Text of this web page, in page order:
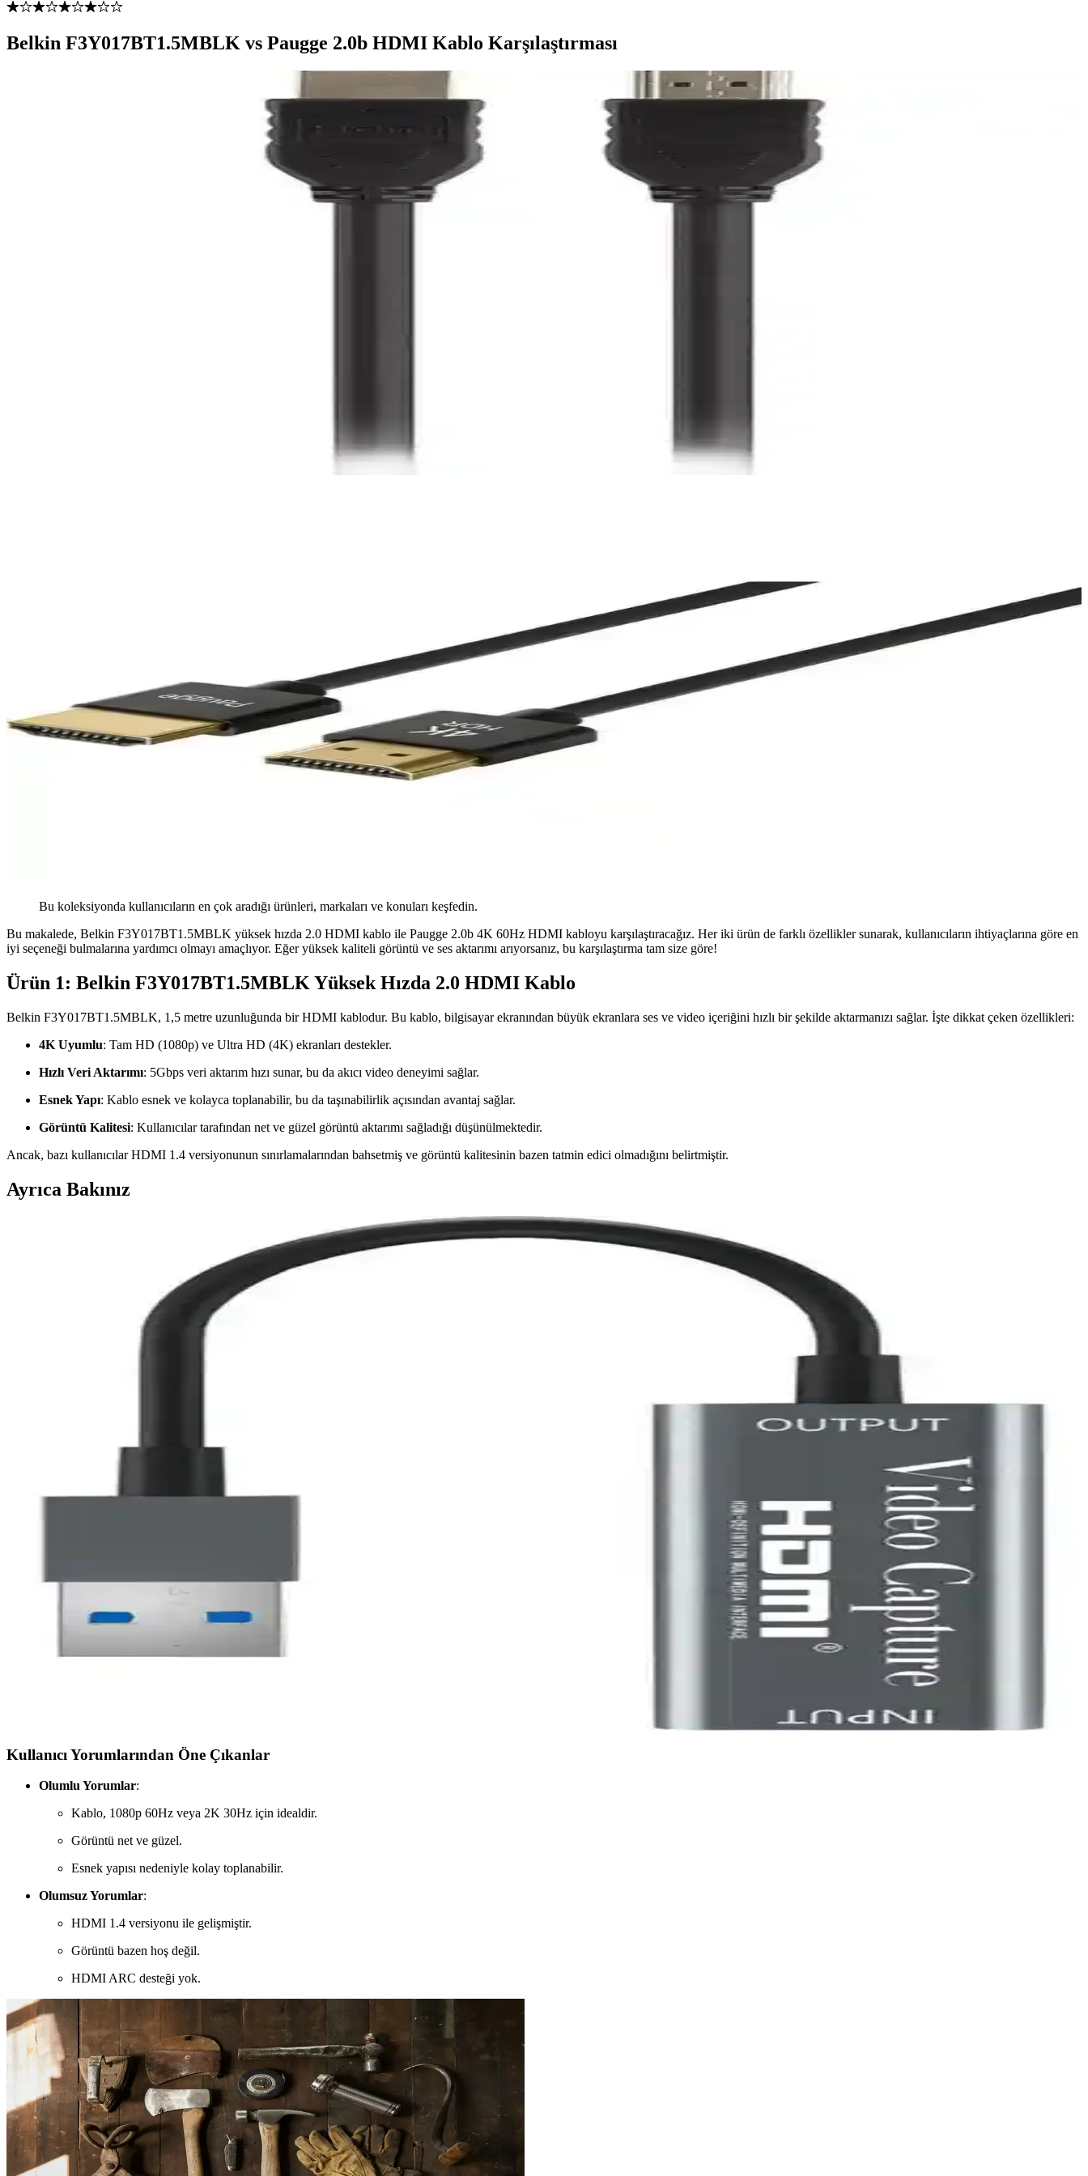
Belkin F3Y017BT1.5MBLK vs Paugge 2.0b HDMI Kablo Karşılaştırması
Bu koleksiyonda kullanıcıların en çok aradığı ürünleri, markaları ve konuları keşfedin.
Bu makalede, Belkin F3Y017BT1.5MBLK yüksek hızda 2.0 HDMI kablo ile Paugge 2.0b 4K 60Hz HDMI kabloyu karşılaştıracağız. Her iki ürün de farklı özellikler sunarak, kullanıcıların ihtiyaçlarına göre en
iyi seçeneği bulmalarına yardımcı olmayı amaçlıyor. Eğer yüksek kaliteli görüntü ve ses aktarımı arıyorsanız, bu karşılaştırma tam size göre!
Ürün 1: Belkin F3Y017BT1.5MBLK Yüksek Hızda 2.0 HDMI Kablo
Belkin F3Y017BT1.5MBLK, 1,5 metre uzunluğunda bir HDMI kablodur. Bu kablo, bilgisayar ekranından büyük ekranlara ses ve video içeriğini hızlı bir şekilde aktarmanızı sağlar. İşte dikkat çeken özellikleri:
4K Uyumlu: Tam HD (1080p) ve Ultra HD (4K) ekranları destekler.
Hızlı Veri Aktarımı: 5Gbps veri aktarım hızı sunar, bu da akıcı video deneyimi sağlar.
Esnek Yapı: Kablo esnek ve kolayca toplanabilir, bu da taşınabilirlik açısından avantaj sağlar.
Görüntü Kalitesi: Kullanıcılar tarafından net ve güzel görüntü aktarımı sağladığı düşünülmektedir.
Ancak, bazı kullanıcılar HDMI 1.4 versiyonunun sınırlamalarından bahsetmiş ve görüntü kalitesinin bazen tatmin edici olmadığını belirtmiştir.
Ayrıca Bakınız
PS4 HDMI Port Değişimi: Teknik Adımlar, Lehim Kalitesi ve İlk Deneyim İpuçları
PS4 HDMI port değişimi, teknik bilgi ve doğru ekipman gerektirir. Lehim kalitesi, temizlik ve mikroskop kontrolü işlemin başarısını artırır. İlk deneyimlerde pratik ve şeffaflık önemlidir.
Laptop ve Televizyon Arasında HDMI Bağlantısında Görüntü Çözünürlüğü Sorunları ve Çözümleri
Laptop ve televizyon arasında HDMI bağlantısında yaşanan görüntü çözünürlüğü sorunları, ekran modları, çözünürlük ayarları, HDMI kablosu kalitesi ve televizyon ölçeklendirme seçenekleriyle giderilebilir.
Gesi 10 metre HDMI kablosu, yüksek çözünürlük ve dayanıklı tasarımıyla ev ve ofislerde kaliteli görüntü ve ses aktarımı sağlar. Altın uçlu konnektörler ve esnek yapısıyla üstün performans sunar.
Maxgo 3117 HDMI 2.1 kablosu, 8K ve 4K yüksek çözünürlük, hızlı veri aktarımı ve üstün ses kalitesi sunar, profesyonel ve eğlence amaçlı kullanımlar için ideal bir seçimdir.
Ugreen 8K 60Hz HDMI 2.1 örgülü görüntü kablosu yüksek çözünürlük ve ses kalitesi sağlar
Ugreen 8K HDMI 2.1 örgülü kablo, 8K çözünürlük ve 60Hz yenileme hızıyla üstün görüntü ve ses deneyimi sunar. Dayanıklı tasarımı ve yüksek performansıyla multimedya cihazlarınız için ideal seçenek.
Paugge 2.0b 4K HDMI kablosu, 18 Gbps bant genişliği ve HDR desteğiyle üstün görüntü ve ses kalitesi sunar, dayanıklı yapısı ve altın kaplama uçlarıyla güvenilir bağlantı sağlar.
Grundig GDP 5500 DVD ve DivX Oynatıcı: Yüksek Çözünürlüklü Medya Deneyimi Sunar
Grundig GDP 5500, HD görüntü, çoklu format ve bağlantı seçenekleriyle ev eğlencesini yükselten yüksek performanslı bir medya oynatıcıdır.
Microcase AL2622 HDMI video yakalama adaptörü, yüksek çözünürlük ve ses kalitesiyle canlı yayın ve içerik üretimini kolaylaştırır, taşınabilir ve kullanımı basittir.
Kullanıcı Yorumlarından Öne Çıkanlar
Olumlu Yorumlar:
Kablo, 1080p 60Hz veya 2K 30Hz için idealdir.
Görüntü net ve güzel.
Esnek yapısı nedeniyle kolay toplanabilir.
Olumsuz Yorumlar:
HDMI 1.4 versiyonu ile gelişmiştir.
Görüntü bazen hoş değil.
HDMI ARC desteği yok.